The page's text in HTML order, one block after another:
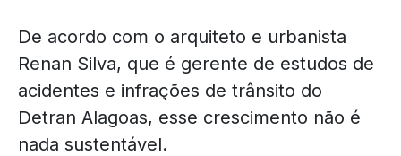
De acordo com o arquiteto e urbanista
Renan Silva, que é gerente de estudos de
acidentes e infrações de trânsito do
Detran Alagoas, esse crescimento não é
nada sustentável.